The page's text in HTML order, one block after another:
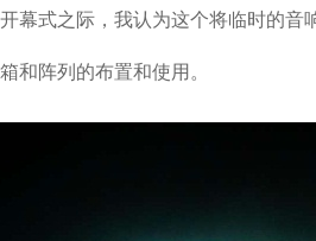
幕式之际，我认为这个将临时的音
和阵列的布置和使用。